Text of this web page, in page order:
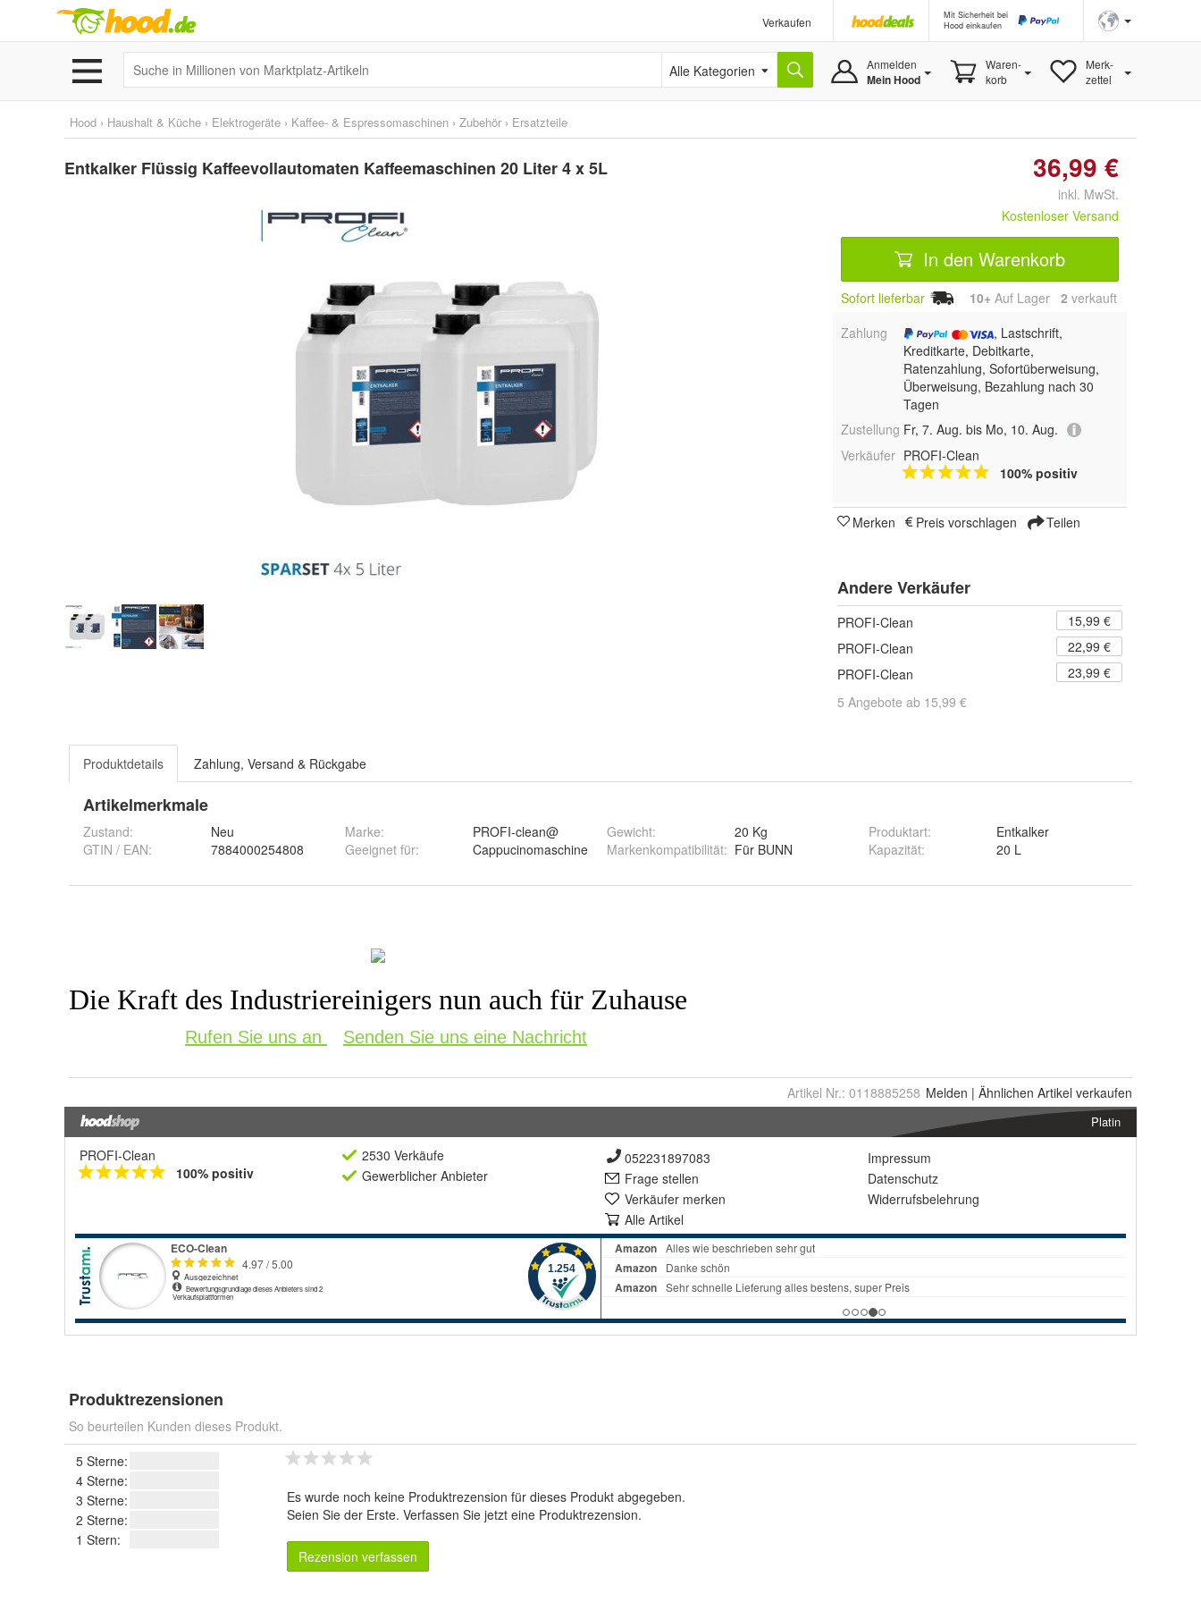
Verkaufen
Mit Sicherheit bei
Hood einkaufen
Alle Kategorien Anmelden
Mein Hood
Waren-
korb
Merk-
zettel
Hood › Haushalt & Küche › Elektrogeräte › Kaffee- & Espressomaschinen › Zubehör › Ersatzteile
Entkalker Flüssig Kaffeevollautomaten Kaffeemaschinen 20 Liter 4 x 5L 36,99 €
inkl. MwSt.
Kostenloser Versand
In den Warenkorb
Sofort lieferbar 10+ Auf Lager 2 verkauft
Zahlung
, Lastschrift,
Kreditkarte, Debitkarte,
Ratenzahlung, Sofortüberweisung,
Überweisung, Bezahlung nach 30
Tagen
Zustellung Fr, 7. Aug. bis Mo, 10. Aug.
Verkäufer PROFI-Clean
100% positiv
Merken Preis vorschlagen Teilen
Andere Verkäufer
PROFI-Clean
15,99 €
PROFI-Clean
22,99 €
PROFI-Clean
23,99 €
5 Angebote ab 15,99 €
Produktdetails Zahlung, Versand & Rückgabe
Artikelmerkmale
Zustand:
Neu
GTIN / EAN:
7884000254808
Marke:
PROFI-clean@
Geeignet für: Cappucinomaschine
Gewicht:
20 Kg
Markenkompatibilität: Für BUNN
Produktart:
Entkalker
Kapazität: 20 L
Artikel Nr.: 0118885258 Melden | Ähnlichen Artikel verkaufen
Platin
PROFI-Clean
100% positiv
2530 Verkäufe
Gewerblicher Anbieter
052231897083
Frage stellen
Verkäufer merken
Alle Artikel
Impressum
Datenschutz
Widerrufsbelehrung
Produktrezensionen
So beurteilen Kunden dieses Produkt.
5 Sterne:
4 Sterne:
3 Sterne:
2 Sterne:
1 Stern:
Es wurde noch keine Produktrezension für dieses Produkt abgegeben.
Seien Sie der Erste. Verfassen Sie jetzt eine Produktrezension.
Rezension verfassen